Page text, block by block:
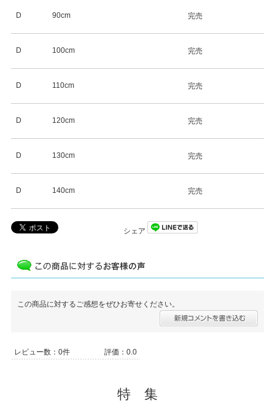
D 90cm 完売
D 100cm 完売
D 110cm 完売
D 120cm 完売
D 130cm 完売
D 140cm 完売
シェア
この商品に対するご感想をぜひお寄せください。
レビュー数：0件 評価：0.0
特 集